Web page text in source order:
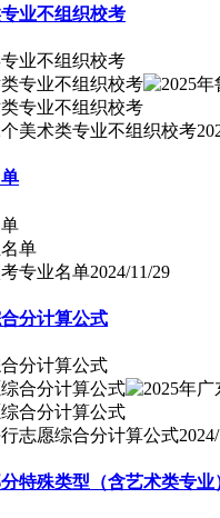
业不组织校考
业不组织校考
美术类专业不组织校考
专业名单2024/11/29
分计算公式
分计算公式
志愿综合分计算公式
特殊类型（含艺术类专